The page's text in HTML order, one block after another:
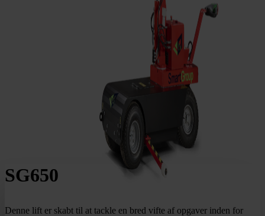
SG650
Denne lift er skabt til at tackle en bred vifte af opgaver inden for